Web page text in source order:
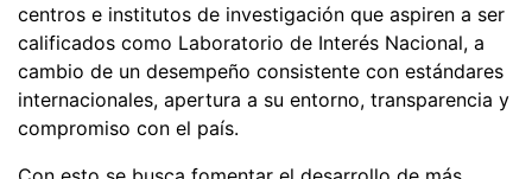
centros e institutos de investigación que aspiren a ser
calificados como Laboratorio de Interés Nacional, a
cambio de un desempeño consistente con estándares
internacionales, apertura a su entorno, transparencia y
compromiso con el país.